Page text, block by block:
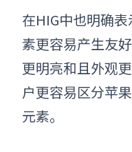
在HIG中也明确表
素更容易产生友
更明亮和且外观
户更容易区分苹
元素。